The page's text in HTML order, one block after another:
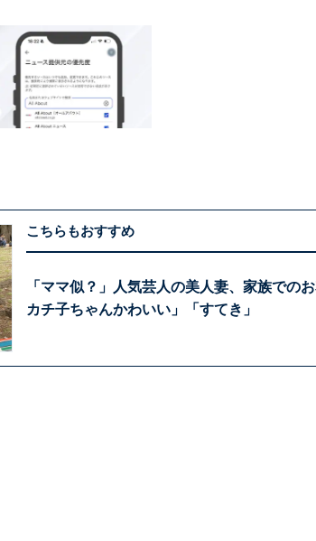
こちらもおすすめ
「ママ似？」人気芸人の美人妻、家族での
カチ子ちゃんかわいい」「すてき」